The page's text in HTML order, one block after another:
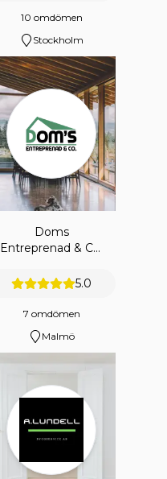
10 omdömen
Stockholm
Doms
Entreprenad & Co.
5.0
7 omdömen
Malmö